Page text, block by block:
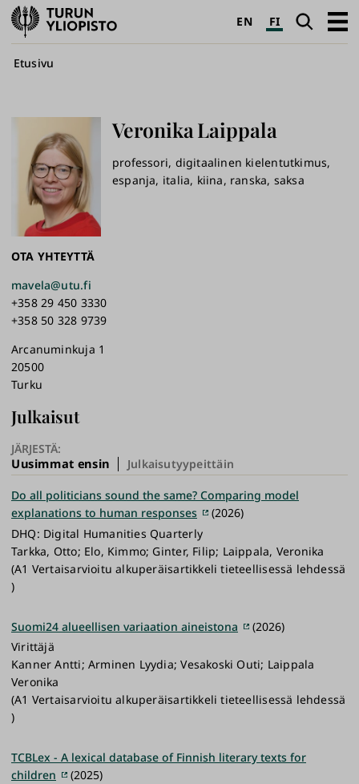
Turun
yliopisto
EN FI Haku
Avaa
Murupolku
Etusivu
Veronika Laippala
professori, digitaalinen kielentutkimus,
espanja, italia, kiina, ranska, saksa
OTA YHTEYTTÄ
mavela@utu.fi
+358 29 450 3330
+358 50 328 9739
Arcanuminkuja 1
20500
Turku
Julkaisut
JÄRJESTÄ:
Uusimmat ensin Julkaisutyypeittäin
Do all politicians sound the same? Comparing model
explanations to human responses
(2026)
DHQ: Digital Humanities Quarterly
Tarkka, Otto; Elo, Kimmo; Ginter, Filip; Laippala, Veronika
(A1 Vertaisarvioitu alkuperäisartikkeli tieteellisessä lehdessä
)
Suomi24 alueellisen variaation aineistona
(2026)
Virittäjä
Kanner Antti; Arminen Lyydia; Vesakoski Outi; Laippala
Veronika
(A1 Vertaisarvioitu alkuperäisartikkeli tieteellisessä lehdessä
)
TCBLex - A lexical database of Finnish literary texts for
children
(2025)